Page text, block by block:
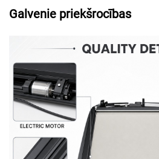
Galvenie priekšrocības